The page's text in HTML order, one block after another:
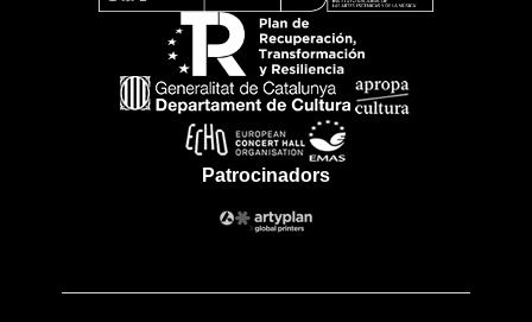
Patrocinadors